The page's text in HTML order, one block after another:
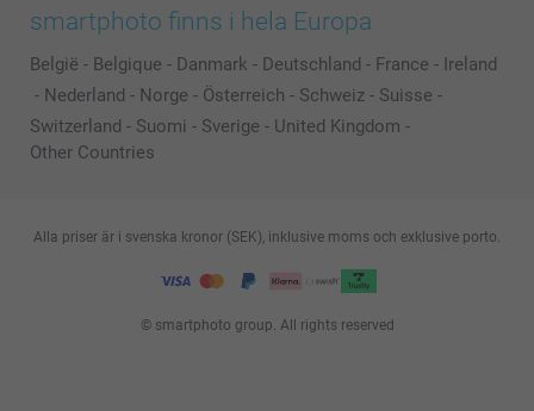
smartphoto finns i hela Europa
België - Belgique - Danmark - Deutschland - France - Ireland
- Nederland - Norge - Österreich - Schweiz - Suisse -
Switzerland - Suomi - Sverige - United Kingdom -
Other Countries
© smartphoto group. All rights reserved
Alla priser är i svenska kronor (SEK), inklusive moms och exklusive porto.